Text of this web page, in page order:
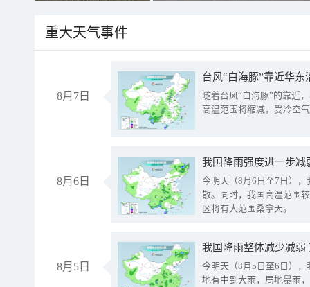
重大天气事件
8月7日
台风“白海豚”靠近华
随着台风“白海豚”的靠近
高温范围将缩减，受冷空
8月6日
今明天（8月6日至7日）
散。同时，我国高温范围
区将有大范围桑拿天。
8月5日
我国降雨整体减少减弱
今明天（8月5日至6日）
地有中到大雨，局地暴雨